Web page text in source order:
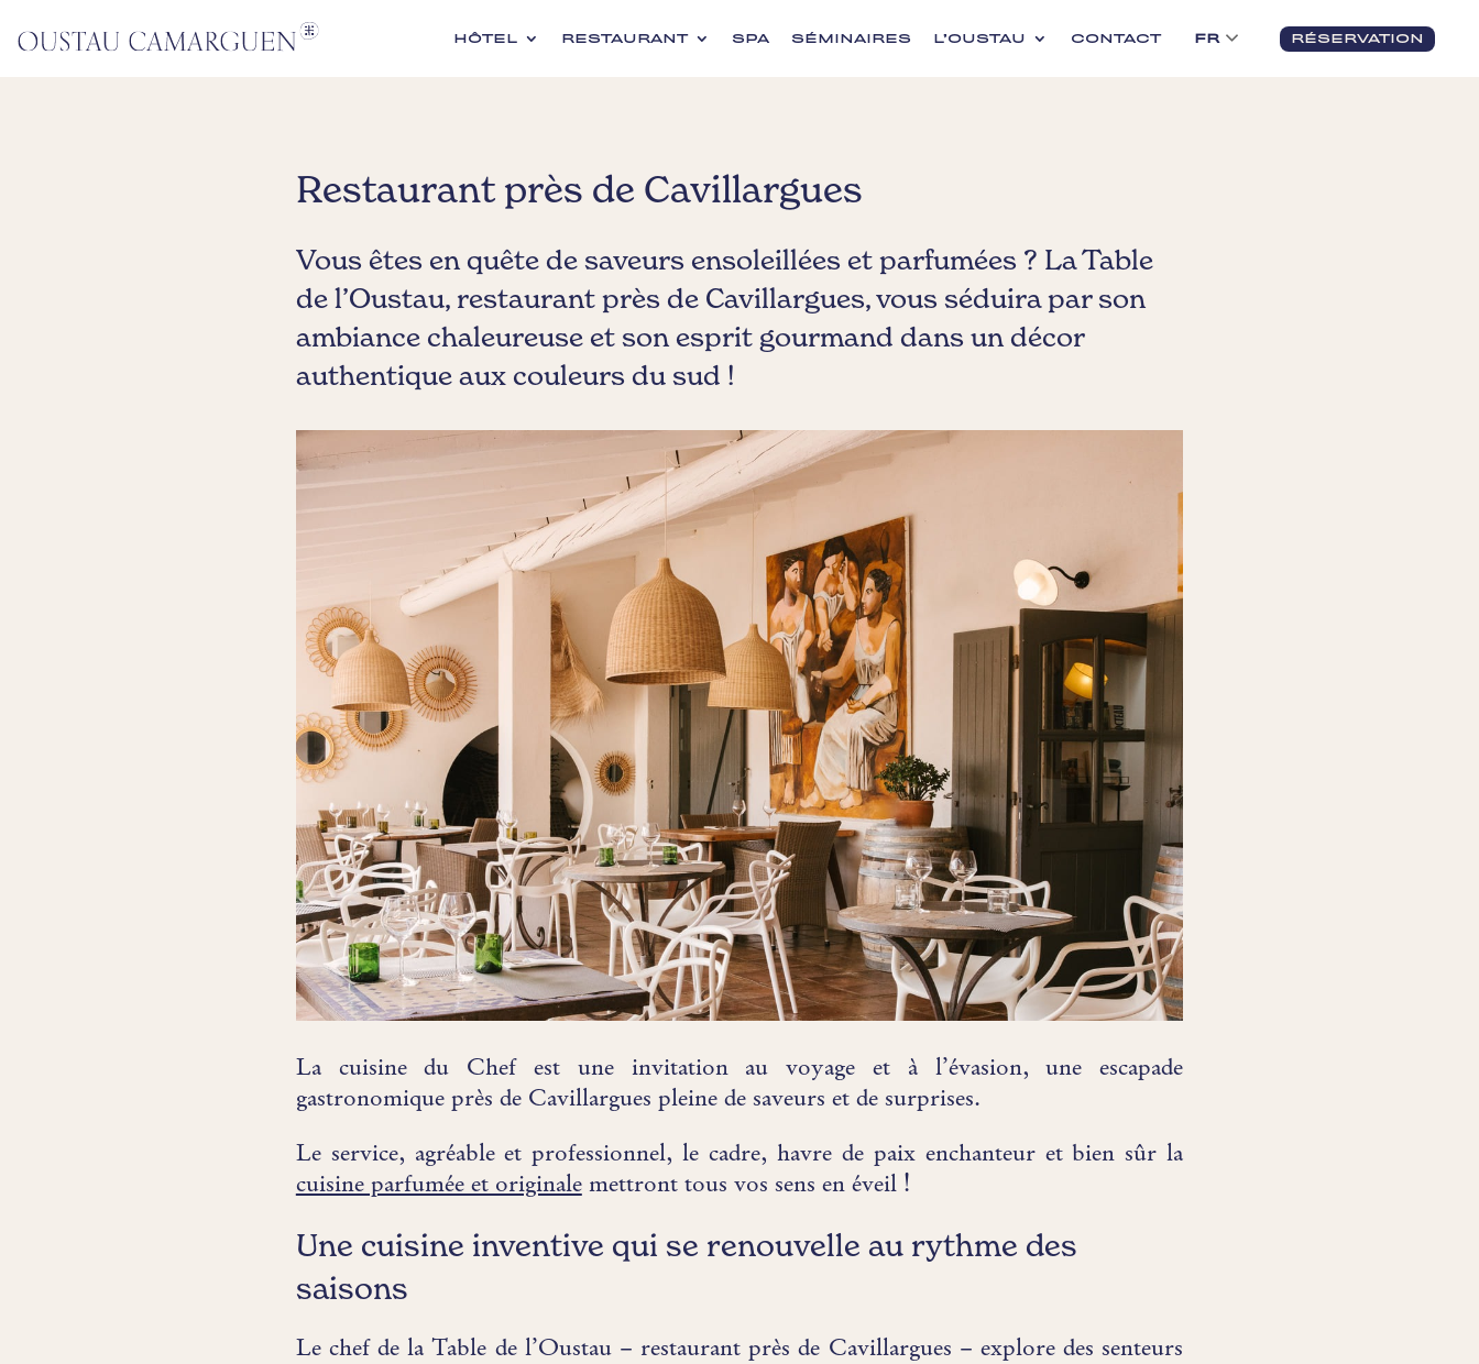
HÔTEL RESTAURANT SPA SÉMINAIRES L’OUSTAU CONTACT FR RÉSERVATION
Restaurant près de Cavillargues
Vous êtes en quête de saveurs ensoleillées et parfumées ? La Table
de l’Oustau, restaurant près de Cavillargues, vous séduira par son
ambiance chaleureuse et son esprit gourmand dans un décor
authentique aux couleurs du sud !
La cuisine du Chef est une invitation au voyage et à l’évasion, une escapade
gastronomique près de Cavillargues pleine de saveurs et de surprises.
Le service, agréable et professionnel, le cadre, havre de paix enchanteur et bien sûr la
cuisine parfumée et originalemettront tous vos sens en éveil !
Une cuisine inventive qui se renouvelle au rythme des
saisons
Le chef de la Table de l’Oustau – restaurant près de Cavillargues – explore des senteurs